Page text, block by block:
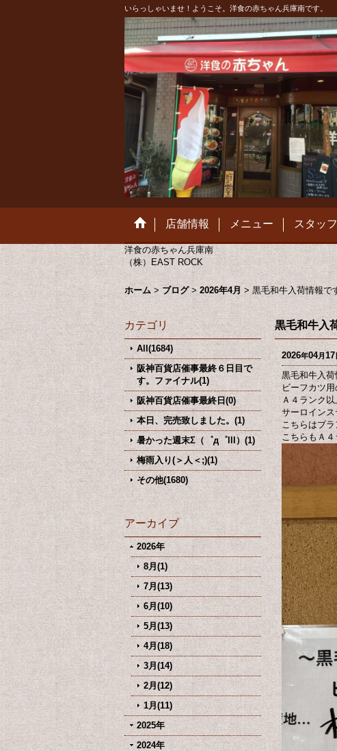
いらっしゃいませ！ようこそ。洋食の赤ちゃん兵庫南です。
店舗情報 メニュー スタッフ
洋食の赤ちゃん兵庫南
（株）EAST ROCK
ホーム > ブログ > 2026年4月 > 黒毛和牛入荷情報で
カテゴリ
All(1684)
阪神百貨店催事最終６日目で
す。ファイナル(1)
阪神百貨店催事最終日(0)
本日、完売致しました。(1)
暑かった週末Σ（゜д゜lll）(1)
梅雨入り(＞人＜;)(1)
その他(1680)
アーカイブ
2026年
8月(1)
7月(13)
6月(10)
5月(13)
4月(18)
3月(14)
2月(12)
1月(11)
2025年
2024年
黒毛和牛入
2026年04月17
黒毛和牛入荷
ビーフカツ
Ａ４ランク
サーロイン
こちらはブ
こちらもＡ